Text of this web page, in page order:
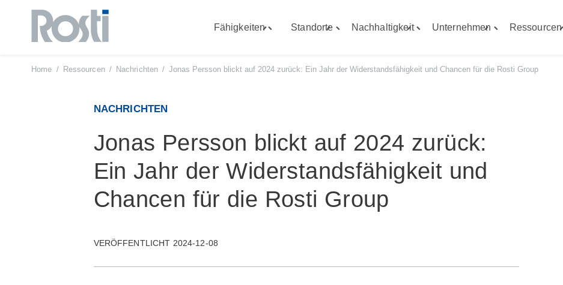
Zum
Fähigkeiten
Toggle
Standorte
Toggle
Nachhaltigkeit
Toggle
Unternehmen
Toggle
Ressourcen
Home / Ressourcen / Nachrichten / Jonas Persson blickt auf 2024 zurück: Ein Jahr der Widerstandsfähigkeit und Chancen für die Rosti Group
NACHRICHTEN
Jonas Persson blickt auf 2024 zurück:
Ein Jahr der Widerstandsfähigkeit und
Chancen für die Rosti Group
VERÖFFENTLICHT 2024-12-08